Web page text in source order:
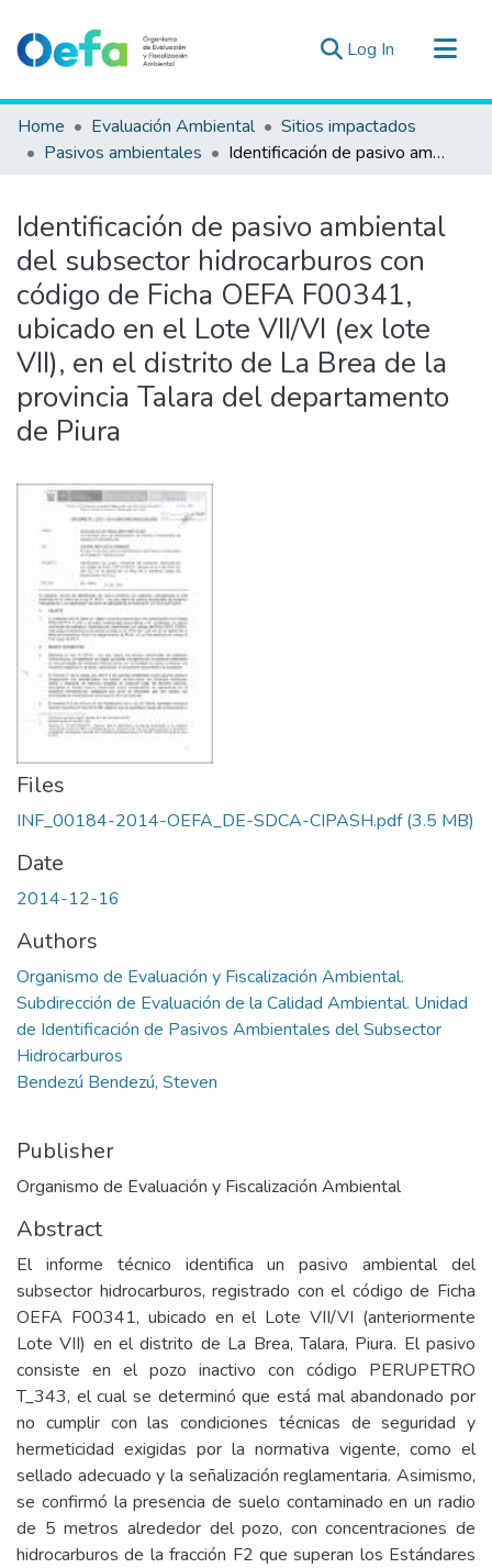
Log In (current)
Communities & Collections
All of DSpace
Estad. Externas
Guias ▾
Home Evaluación Ambiental
Sitios impactados
Pasivos ambientales
Identificación de pasivo ambiental del subsector hidrocarburos con código de Ficha OEFA F00341, ubicado en el Lote VII/VI (ex lote VII), en el distrito de La Brea de la provincia Talara del departamento de Piura
Identificación de pasivo ambiental
del subsector hidrocarburos con
código de Ficha OEFA F00341,
ubicado en el Lote VII/VI (ex lote
VII), en el distrito de La Brea de la
provincia Talara del departamento
de Piura
Files
INF_00184-2014-OEFA_DE-SDCA-CIPASH.pdf(3.5 MB)
Date
2014-12-16
Authors
Organismo de Evaluación y Fiscalización Ambiental.
Subdirección de Evaluación de la Calidad Ambiental. Unidad
de Identificación de Pasivos Ambientales del Subsector
Hidrocarburos
Bendezú Bendezú, Steven
Publisher
Organismo de Evaluación y Fiscalización Ambiental
Abstract
El informe técnico identifica un pasivo ambiental del
subsector hidrocarburos, registrado con el código de Ficha
OEFA F00341, ubicado en el Lote VII/VI (anteriormente
Lote VII) en el distrito de La Brea, Talara, Piura. El pasivo
consiste en el pozo inactivo con código PERUPETRO
T_343, el cual se determinó que está mal abandonado por
no cumplir con las condiciones técnicas de seguridad y
hermeticidad exigidas por la normativa vigente, como el
sellado adecuado y la señalización reglamentaria. Asimismo,
se confirmó la presencia de suelo contaminado en un radio
de 5 metros alrededor del pozo, con concentraciones de
hidrocarburos de la fracción F2 que superan los Estándares